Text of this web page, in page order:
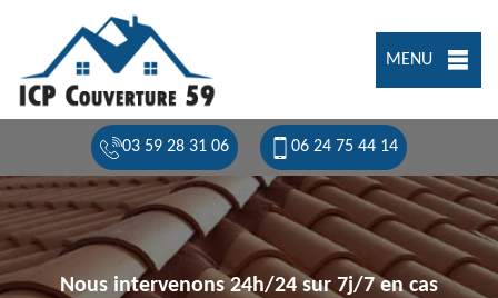
MENU
03 59 28 31 06 06 24 75 44 14
Nous intervenons 24h/24 sur 7j/7 en cas